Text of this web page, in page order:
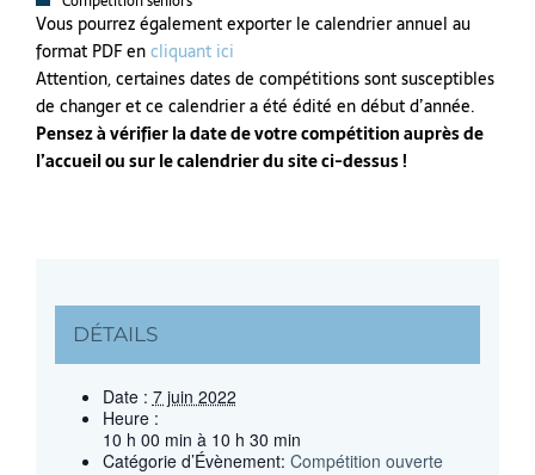
Vous pourrez également exporter le calendrier annuel au
format PDF encliquant ici
Attention, certaines dates de compétitions sont susceptibles
de changer et ce calendrier a été édité en début d’année.
Pensez à vérifier la date de votre compétition auprès de
l’accueil ou sur le calendrier du site ci-dessus !
DÉTAILS
Date : 7 juin 2022
Heure :
10 h 00 min à 10 h 30 min
Catégorie d’Évènement: Compétition ouverte